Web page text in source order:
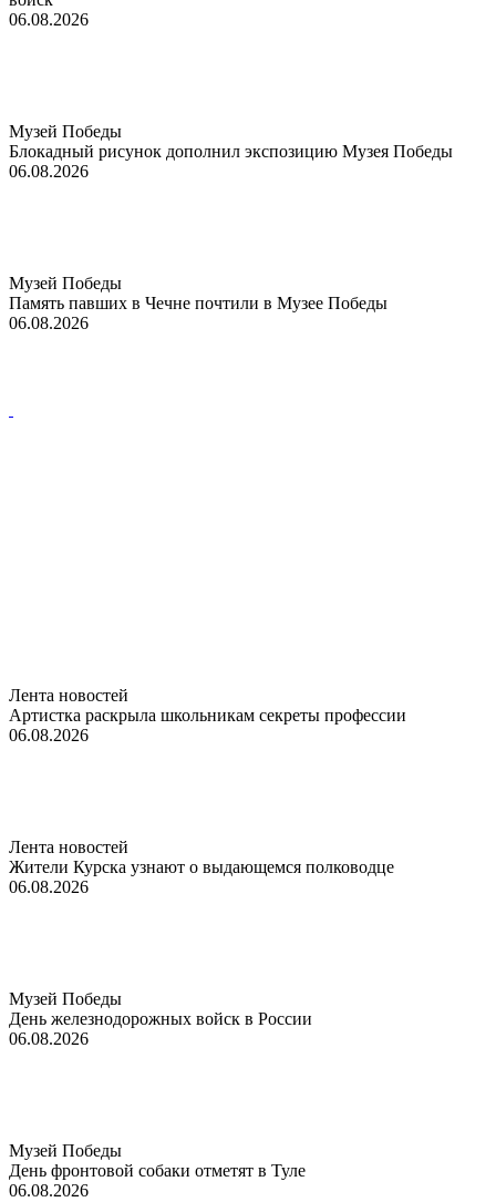
06.08.2026
Музей Победы
Блокадный рисунок дополнил экспозицию Музея Победы
06.08.2026
Музей Победы
Память павших в Чечне почтили в Музее Победы
06.08.2026
Лента новостей
Артистка раскрыла школьникам секреты профессии
06.08.2026
Лента новостей
Жители Курска узнают о выдающемся полководце
06.08.2026
Музей Победы
День железнодорожных войск в России
06.08.2026
Музей Победы
День фронтовой собаки отметят в Туле
06.08.2026